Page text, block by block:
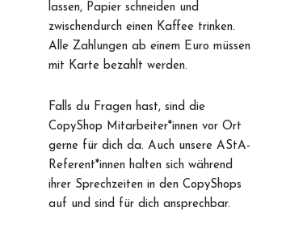
lassen, Papier schneiden und
zwischendurch einen Kaffee trinken.
Alle Zahlungen ab einem Euro müssen
mit Karte bezahlt werden.
Falls du Fragen hast, sind die
CopyShop Mitarbeiter*innen vor Ort
gerne für dich da. Auch unsere AStA-
Referent*innen halten sich während
ihrer Sprechzeiten in den CopyShops
auf und sind für dich ansprechbar.